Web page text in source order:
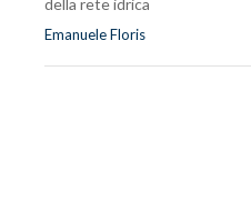
della rete idrica
Emanuele Floris